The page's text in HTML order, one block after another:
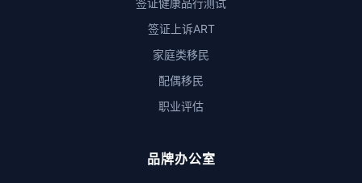
签证上诉ART
家庭类移民
配偶移民
职业评估
品牌办公室